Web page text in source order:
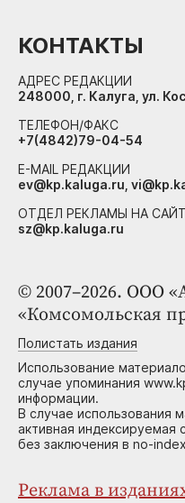
© 2007–2026. ООО
«Комсомольская
Полистать издания
Использование
случае упоминания
информации.
В случае использования
активная индексируемая
без заключения в no-
Реклама в
КОНТАКТЫ
АДРЕС РЕДАКЦИИ
248000, г. Калуга, ул.
ТЕЛЕФОН/ФАКС
+7(4842)79-04-54
E-MAIL РЕДАКЦИИ
ev@kp.kaluga.ru,
ОТДЕЛ РЕКЛАМЫ НА
sz@kp.kaluga.ru